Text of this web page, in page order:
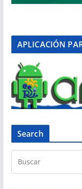
APLICACIÓN
Search